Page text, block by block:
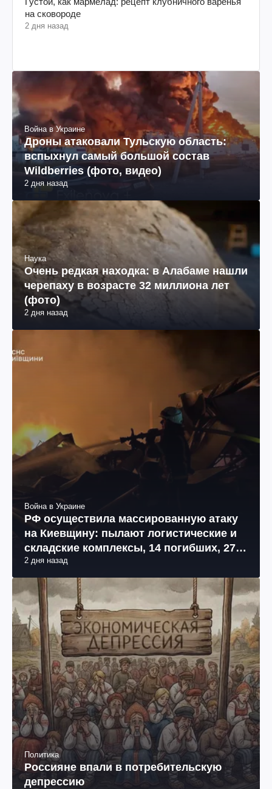
на сковороде
2 дня назад
Война в Украине
Дроны атаковали Тульскую область:
вспыхнул самый большой состав
Wildberries (фото, видео)
2 дня назад
Наука
Очень редкая находка: в Алабаме нашли
черепаху в возрасте 32 миллиона лет
(фото)
2 дня назад
Война в Украине
РФ осуществила массированную атаку
на Киевщину: пылают логистические и
складские комплексы, 14 погибших, 27
раненых (фото, видео)
2 дня назад
Политика
Россияне впали в потребительскую
депрессию